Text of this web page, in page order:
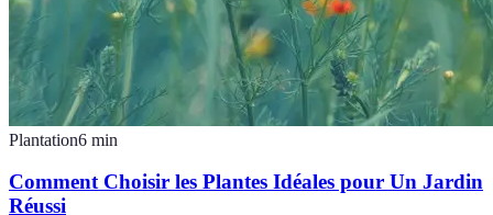
Plantation6 min
Comment Choisir les Plantes Idéales pour Un Jardin
Réussi